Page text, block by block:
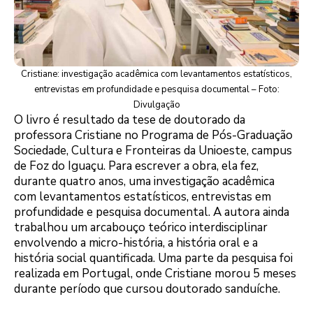
Cristiane: investigação acadêmica com levantamentos estatísticos,
entrevistas em profundidade e pesquisa documental – Foto:
Divulgação
O livro é resultado da tese de doutorado da
professora Cristiane no Programa de Pós-Graduação
Sociedade, Cultura e Fronteiras da Unioeste, campus
de Foz do Iguaçu. Para escrever a obra, ela fez,
durante quatro anos, uma investigação acadêmica
com levantamentos estatísticos, entrevistas em
profundidade e pesquisa documental. A autora ainda
trabalhou um arcabouço teórico interdisciplinar
envolvendo a micro-história, a história oral e a
história social quantificada. Uma parte da pesquisa foi
realizada em Portugal, onde Cristiane morou 5 meses
durante período que cursou doutorado sanduíche.